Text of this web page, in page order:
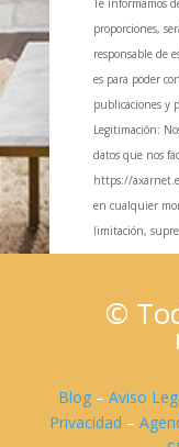
Te informamos
proporciones,
responsable de
es para poder
publicaciones y
Legitimación:
datos que nos
https://
en cualquier
limitación,
©
Blog– Aviso
Privacidad –